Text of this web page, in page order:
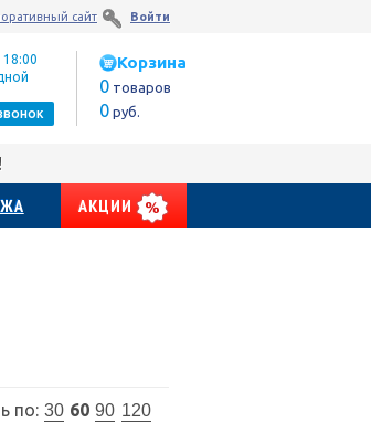
сайт Войти
Корзина
0 товаров
0 руб.
АКЦИИ
по: 30 60 90 120